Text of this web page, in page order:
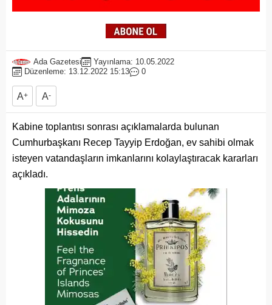
Ada Gazetesi
Yayınlama: 10.05.2022
Düzenleme: 13.12.2022 15:13
0
A+ A-
Kabine toplantısı sonrası açıklamalarda bulunan
Cumhurbaşkanı Recep Tayyip Erdoğan, ev sahibi olmak
isteyen vatandaşların imkanlarını kolaylaştıracak kararları
açıkladı.